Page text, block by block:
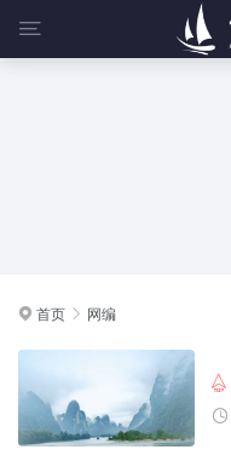

 首页  网编

